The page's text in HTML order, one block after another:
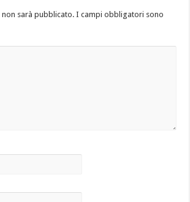
sarà pubblicato. I campi obbligatori sono